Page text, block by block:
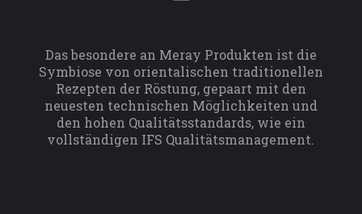
Das besondere an Meray Produkten ist die
Symbiose von orientalischen traditionellen
Rezepten der Röstung, gepaart mit den
neuesten technischen Möglichkeiten und
den hohen Qualitätsstandards, wie ein
vollständigen IFS Qualitätsmanagement.